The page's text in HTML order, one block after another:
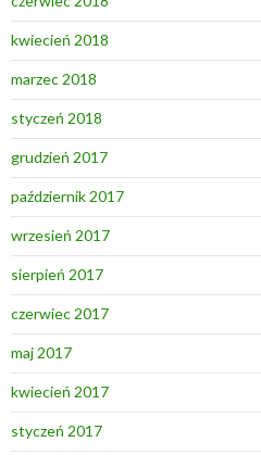
kwiecień 2018
marzec 2018
styczeń 2018
grudzień 2017
październik 2017
wrzesień 2017
sierpień 2017
czerwiec 2017
maj 2017
kwiecień 2017
styczeń 2017